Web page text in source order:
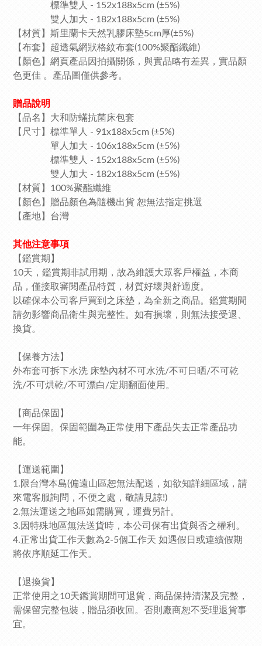
標準雙人 - 152x188x5cm (±5%)
雙人加大 - 182x188x5cm (±5%)
【材質】斯里蘭卡天然乳膠床墊5cm厚(±5%)
【布套】超透氣網狀格紋布套(100%聚酯纖維)
【顏色】網頁產品因拍攝關係，與實品略有差異，實品顏
色更佳 。產品圖僅供參考。
贈品說明
【品名】大和防蟎抗菌床包套
【尺寸】標準單人 - 91x188x5cm (±5%)
單人加大 - 106x188x5cm (±5%)
標準雙人 - 152x188x5cm (±5%)
雙人加大 - 182x188x5cm (±5%)
【材質】100%聚酯纖維
【顏色】贈品顏色為隨機出貨 恕無法指定挑選
【產地】台灣
其他注意事項
【鑑賞期】
10天，鑑賞期非試用期，故為維護大眾客戶權益，本商
品，僅接取審閱產品特質，材質好壞與舒適度。
以確保本公司客戶買到之床墊，為全新之商品。鑑賞期間
請勿影響商品衛生與完整性。如有損壞，則無法接受退、
換貨。
【保養方法】
外布套可拆下水洗 床墊內材不可水洗/不可日晒/不可乾
洗/不可烘乾/不可漂白/定期翻面使用。
【商品保固】
一年保固。保固範圍為正常使用下產品失去正常產品功
能。
【運送範圍】
1.限台灣本島(偏遠山區恕無法配送，如欲知詳細區域，請
來電客服詢問，不便之處，敬請見諒!)
2.無法運送之地區如需購買，運費另計。
3.因特殊地區無法送貨時，本公司保有出貨與否之權利。
4.正常出貨工作天數為2-5個工作天 如遇假日或連續假期
將依序順延工作天。
【退換貨】
正常使用之10天鑑賞期間可退貨，商品保持清潔及完整，
需保留完整包裝，贈品須收回。否則廠商恕不受理退貨事
宜。